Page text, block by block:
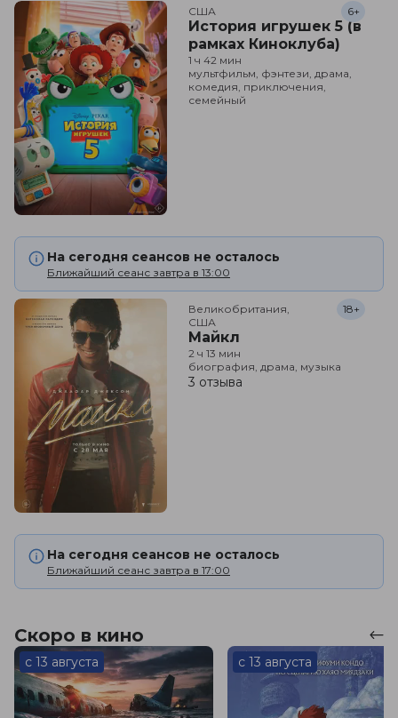
США
История игрушек 5 (в
рамках Киноклуба)
6+
1 ч 42 мин
мультфильм, фэнтези, драма,
комедия, приключения,
семейный
На сегодня сеансов не осталось
Ближайший сеанс завтра в 13:00
Великобритания,
США
Майкл
18+
2 ч 13 мин
биография, драма, музыка
3 отзыва
На сегодня сеансов не осталось
Ближайший сеанс завтра в 17:00
Скоро в кино
с 13 августа с 13 августа